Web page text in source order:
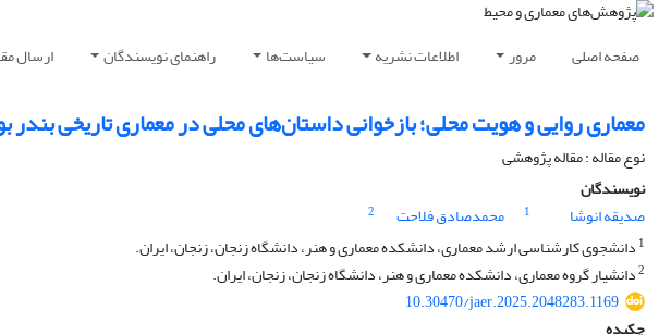
صفحه اصلی مرور اطلاعات نشریه سیاست‌ها راهنمای نویسندگان ارسال
معماری روایی و هویت محلی؛ بازخوانی داستان‌های محلی در معماری تاریخی بندر
نوع مقاله : مقاله پژوهشی
نویسندگان
صدیقه انوشا
1 محمدصادق فلاحت
2
1 دانشجوی کارشناسی ارشد معماری، دانشکده معماری و هنر، دانشگاه زنجان، زنجان، ایران.
2دانشیار گروه معماری، دانشکده معماری و هنر، دانشگاه زنجان، زنجان، ایران.
10.30470/jaer.2025.2048283.1169